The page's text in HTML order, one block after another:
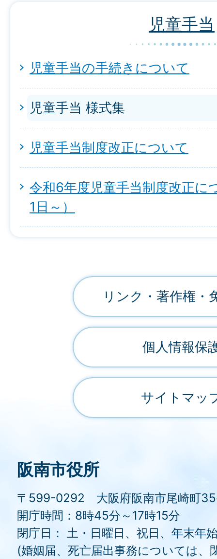
児童手当
児童手当の手続きについて
児童手当 様式集
児童手当制度改正について
令和6年度児童手当制度改正に
1日～）
リンク・著作権・
個人情報保
サイトマッ
阪南市役所
〒599-0292 大阪府阪南市尾崎町35
開庁時間：8時45分～17時15分
閉庁日： 土・日曜日、祝日、年末年
(婚姻届、死亡届出事務については、